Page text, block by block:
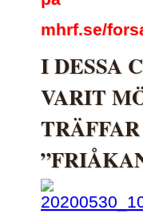
mhrf.se/
I DESSA
VARIT